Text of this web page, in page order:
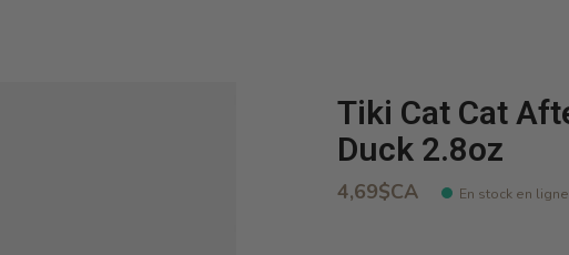
Tiki Cat Cat
Duck 2.8oz
4,69$CA En stock en ligne